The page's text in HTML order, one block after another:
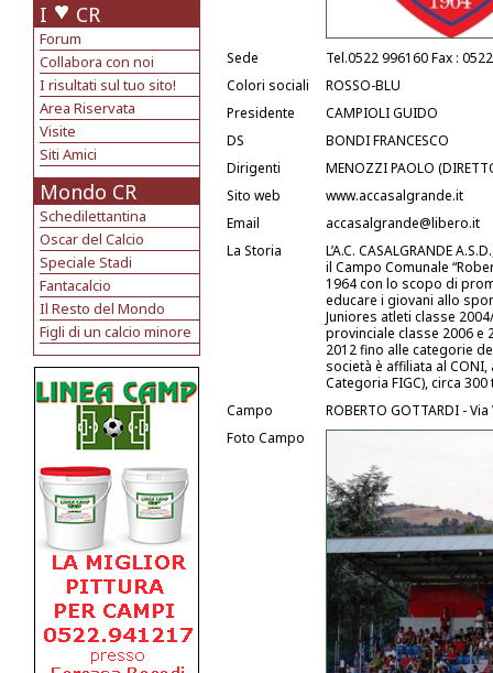
I CR
Forum
Collabora con noi
I risultati sul tuo sito!
Area Riservata
Visite
Siti Amici
Mondo CR
Schedilettantina
Oscar del Calcio
Speciale Stadi
Fantacalcio
Il Resto del Mondo
Figli di un calcio minore
Sede
Tel.0522 996160 Fax :
Colori sociali
ROSSO-BLU
Presidente
CAMPIOLI GUIDO
DS
BONDI FRANCESCO
Dirigenti
MENOZZI PAOLO
Sito web
www.accasalgrande.it
Email
accasalgrande@libero.it
La Storia
L’A.C. CASALGRANDE
il Campo Comunale
1964 con lo scopo di
educare i giovani allo
Juniores atleti classe
provinciale classe 2006 e
2012 fino alle categorie
società è affiliata al CONI,
Categoria FIGC), circa
Campo
ROBERTO GOTTARDI -
Foto Campo